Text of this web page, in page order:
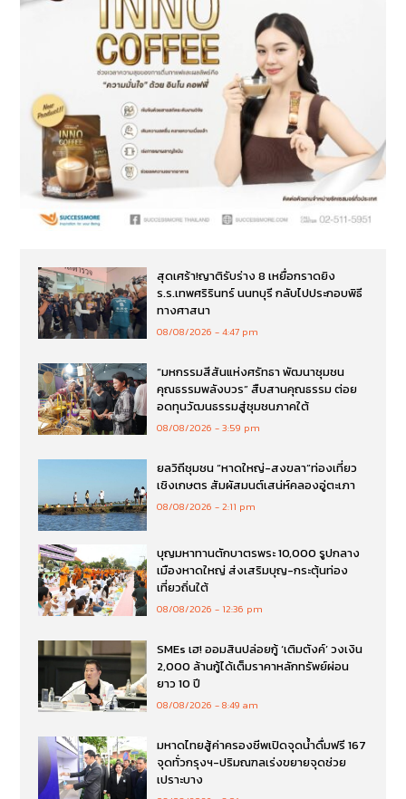
สุดเศร้า!ญาติรับร่าง 8 เหยื่อกราดยิง
ร.ร.เทพศริรินทร์ นนทบุรี กลับไปประกอบพิธี
ทางศาสนา
08/08/2026 4:47 pm
“มหกรรมสีสันแห่งศรัทธา พัฒนาชุมชน
คุณธรรมพลังบวร” สืบสานคุณธรรม ต่อย
อดทุนวัฒนธรรมสู่ชุมชนภาคใต้
08/08/2026 3:59 pm
ยลวิถีชุมชน “หาดใหญ่-สงขลา”ท่องเที่ยว
เชิงเกษตร สัมผัสมนต์เสน่ห์คลองอู่ตะเภา
08/08/2026 2:11 pm
บุญมหาทานตักบาตรพระ 10,000 รูปกลาง
เมืองหาดใหญ่ ส่งเสริมบุญ-กระตุ้นท่อง
เที่ยวถิ่นใต้
08/08/2026 12:36 pm
SMEs เฮ! ออมสินปล่อยกู้ ‘เติมตังค์’ วงเงิน
2,000 ล้านกู้ได้เต็มราคาหลักทรัพย์ผ่อน
ยาว 10 ปี
08/08/2026 8:49 am
มหาดไทยสู้ค่าครองชีพเปิดจุดน้ำดื่มฟรี 167
จุดทั่วกรุงฯ-ปริมณฑลเร่งขยายจุดช่วย
เปราะบาง